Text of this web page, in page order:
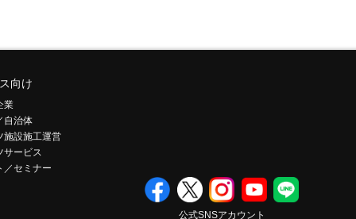
向け
業
自治体
施設施工運営
サービス
／セミナー
公式SNSアカウント